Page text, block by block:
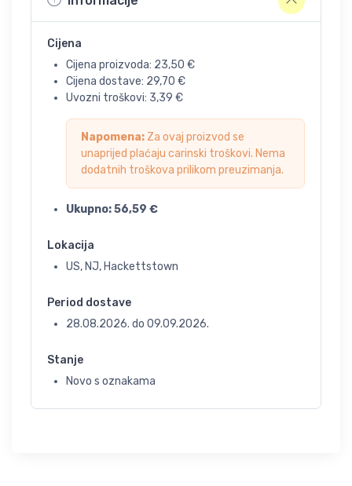
Cijena
Cijena proizvoda: 23,50 €
Cijena dostave: 29,70 €
Uvozni troškovi: 3,39 €
Napomena: Za ovaj proizvod se
unaprijed plaćaju carinski troškovi. Nema
dodatnih troškova prilikom preuzimanja.
Ukupno:56,59 €
Lokacija
US, NJ, Hackettstown
Period dostave
28.08.2026. do 09.09.2026.
Stanje
Novo s oznakama